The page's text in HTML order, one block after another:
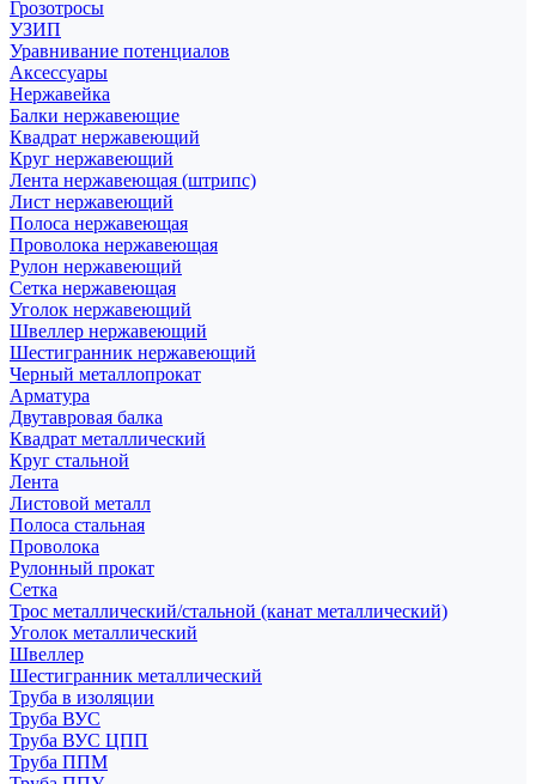
Грозотросы
УЗИП
Уравнивание потенциалов
Аксессуары
Нержавейка
Балки нержавеющие
Квадрат нержавеющий
Круг нержавеющий
Лента нержавеющая (штрипс)
Лист нержавеющий
Полоса нержавеющая
Проволока нержавеющая
Рулон нержавеющий
Сетка нержавеющая
Уголок нержавеющий
Швеллер нержавеющий
Шестигранник нержавеющий
Черный металлопрокат
Арматура
Двутавровая балка
Квадрат металлический
Круг стальной
Лента
Листовой металл
Полоса стальная
Проволока
Рулонный прокат
Сетка
Трос металлический/стальной (канат металлический)
Уголок металлический
Швеллер
Шестигранник металлический
Труба в изоляции
Труба ВУС
Труба ВУС ЦПП
Труба ППМ